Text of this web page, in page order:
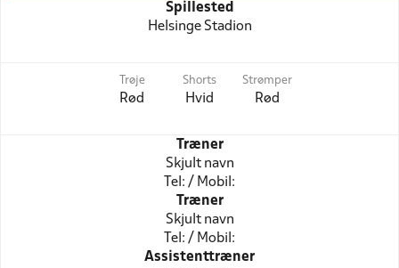
Spillested
Helsinge Stadion
Trøje
Rød
Shorts
Hvid
Strømper
Rød
Træner
Skjult navn
Tel: / Mobil:
Træner
Skjult navn
Tel: / Mobil:
Assistenttræner